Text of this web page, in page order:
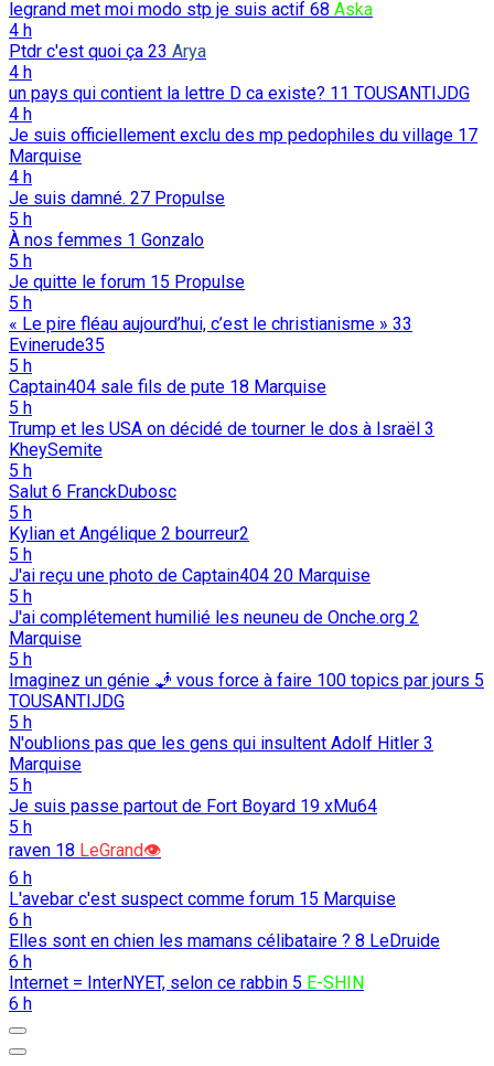
legrand met moi modo stp je suis actif 68 Aska
4 h
Ptdr c'est quoi ça 23 Arya
4 h
un pays qui contient la lettre D ca existe? 11 TOUSANTIJDG
4 h
Je suis officiellement exclu des mp pedophiles du village 17
Marquise
4 h
Je suis damné. 27 Propulse
5 h
À nos femmes 1 Gonzalo
5 h
Je quitte le forum 15 Propulse
5 h
« Le pire fléau aujourd’hui, c’est le christianisme » 33
Evinerude35
5 h
Captain404 sale fils de pute 18 Marquise
5 h
Trump et les USA on décidé de tourner le dos à Israël 3
KheySemite
5 h
Salut 6 FranckDubosc
5 h
Kylian et Angélique 2 bourreur2
5 h
J'ai reçu une photo de Captain404 20 Marquise
5 h
J'ai complétement humilié les neuneu de Onche.org 2
Marquise
5 h
Imaginez un génie 🧞 vous force à faire 100 topics par jours 5
TOUSANTIJDG
5 h
N'oublions pas que les gens qui insultent Adolf Hitler 3
Marquise
5 h
Je suis passe partout de Fort Boyard 19 xMu64
5 h
raven 18 LeGrand👁️
6 h
L'avebar c'est suspect comme forum 15 Marquise
6 h
Elles sont en chien les mamans célibataire ? 8 LeDruide
6 h
Internet = InterNYET, selon ce rabbin 5 E-SHIN
6 h